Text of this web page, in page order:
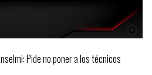
Pide no poner a los técnicos